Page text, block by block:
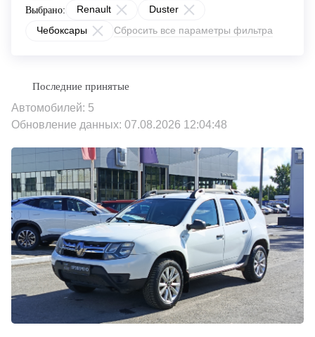
Выбрано: Renault
Duster
Чебоксары
Сбросить все параметры фильтра
Автомобилей: 5
Обновление данных: 07.08.2026 12:04:48